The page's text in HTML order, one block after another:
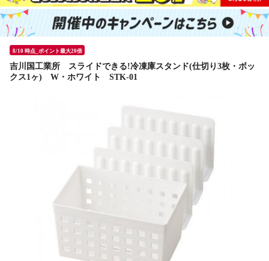
8/10 時点_ポイント最大20倍
吉川国工業所 スライドできる!冷凍庫スタンド(仕切り3枚・ボッ
クス1ヶ) W・ホワイト STK-01